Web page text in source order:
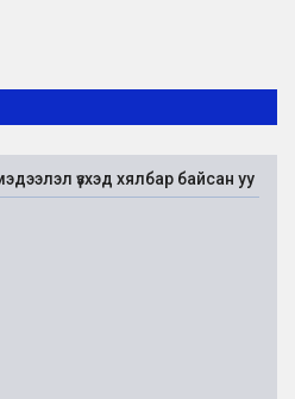
үзхэд хялбар байсан уу